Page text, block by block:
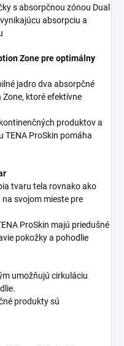
s absorpčnou zónou Dual
absorpciu a
Zone pre optimálny
jadro dva absorpčné
Zone, ktoré efektívne
produktov a
ProSkin pomáha
tvaru tela rovnako ako
svojom mieste pre
ProSkin majú priedušné
pokožky a pohodlie
umožňujú cirkuláciu
produkty sú